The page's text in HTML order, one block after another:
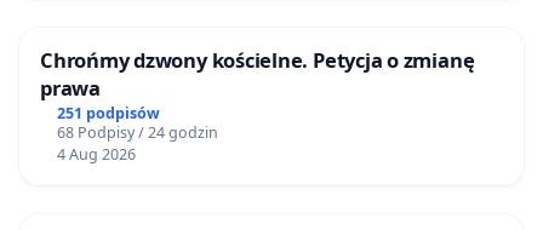
Chrońmy dzwony kościelne. Petycja o zmianę
prawa
251 podpisów
68 Podpisy / 24 godzin
4 Aug 2026